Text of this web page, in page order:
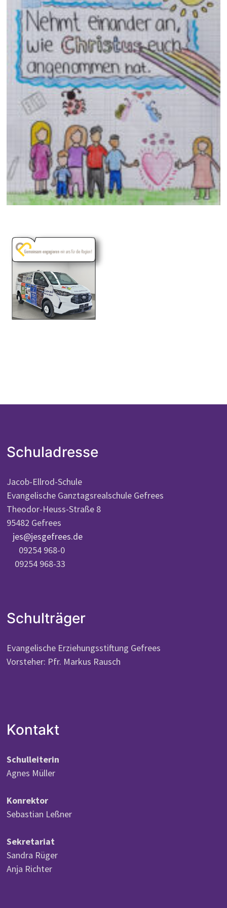
Schuladresse
Jacob-Ellrod-Schule
Evangelische Ganztagsrealschule Gefrees
Theodor-Heuss-Straße 8
95482 Gefrees
jes@jesgefrees.de
09254 968-0
09254 968-33
Schulträger
Evangelische Erziehungsstiftung Gefrees
Vorsteher: Pfr. Markus Rausch
Kontakt
Schulleiterin
Agnes Müller
Konrektor
Sebastian Leßner
Sekretariat
Sandra Rüger
Anja Richter